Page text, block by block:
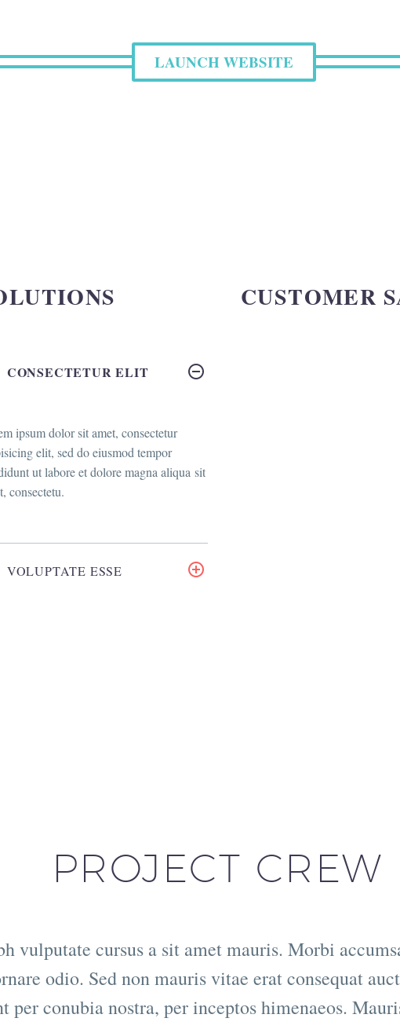
LAUNCH WEBSITE
CONSECTETUR ELIT
ipsum dolor sit amet, consectetur
elit, sed do eiusmod tempor
ut labore et dolore magna aliqua sit
consectetu.
VOLUPTATE ESSE
CUSTOMER
PROJECT CREW
vulputate cursus a sit amet mauris. Morbi
odio. Sed non mauris vitae erat consequat
per conubia nostra, per inceptos himenaeos.